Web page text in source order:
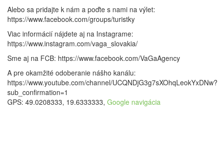
Alebo sa pridajte k nám a poďte s nami na výlet:
https://www.facebook.com/groups/turistky
Viac informácií nájdete aj na Instagrame:
https://www.instagram.com/vaga_slovakia/
Sme aj na FCB: https://www.facebook.com/VaGaAgency
A pre okamžité odoberanie nášho kanálu:
https://www.youtube.com/channel/UCQNDjG3g7sXOhqLeokYxDNw?
sub_confirmation=1
GPS: 49.0208333, 19.6333333, Google navigácia